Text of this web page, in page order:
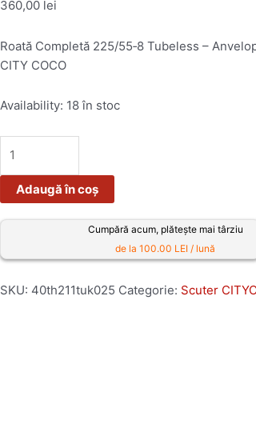
360,00 lei
Roată Completă 225/55‑8 Tubeless –
CITY COCO
Availability: 18 în stoc
Adaugă în coș
Cumpără acum, plătește mai târziu
de la 100.00 LEI / lună
SKU: 40th211tuk025 Categorie: Scuter